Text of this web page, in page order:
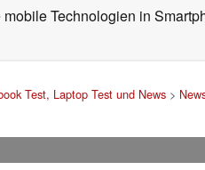
Technologien in
Test, Laptop Test und News>